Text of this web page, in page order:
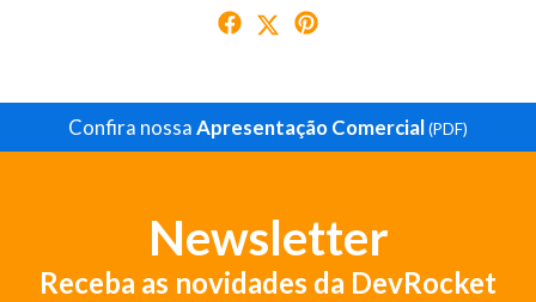
Confira nossaApresentação Comercial(PDF)
Newsletter
Receba as novidades da DevRocket